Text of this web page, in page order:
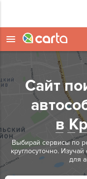
Сайт
в
Выбирай сервисы по
круглосуточно. Изучай
для